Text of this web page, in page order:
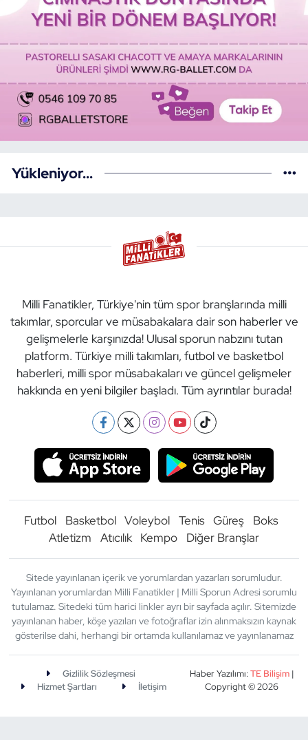
Yükleniyor...
Milli Fanatikler, Türkiye'nin tüm spor branşlarında milli
takımlar, sporcular ve müsabakalara dair son haberler ve
gelişmelerle karşınızda! Ulusal sporun nabzını tutan
platform. Türkiye milli takımları, futbol ve basketbol
haberleri, milli spor müsabakaları ve güncel gelişmeler
hakkında en yeni bilgiler başladı. Tüm ayrıntılar burada!
Futbol Basketbol Voleybol Tenis Güreş
Boks
Atletizm
Atıcılık Kempo Diğer Branşlar
Sitede yayınlanan içerik ve yorumlardan yazarları sorumludur.
Yayınlanan yorumlardan Milli Fanatikler | Milli Sporun Adresi sorumlu
tutulamaz. Sitedeki tüm harici linkler ayrı bir sayfada açılır. Sitemizde
yayınlanan haber, köşe yazıları ve fotoğraflar izin alınmaksızın kaynak
gösterilse dahi, herhangi bir ortamda kullanılamaz ve yayınlanamaz
Gizlilik Sözleşmesi
Hizmet Şartları
İletişim
Haber Yazılımı:TE Bilişim|
Copyright © 2026